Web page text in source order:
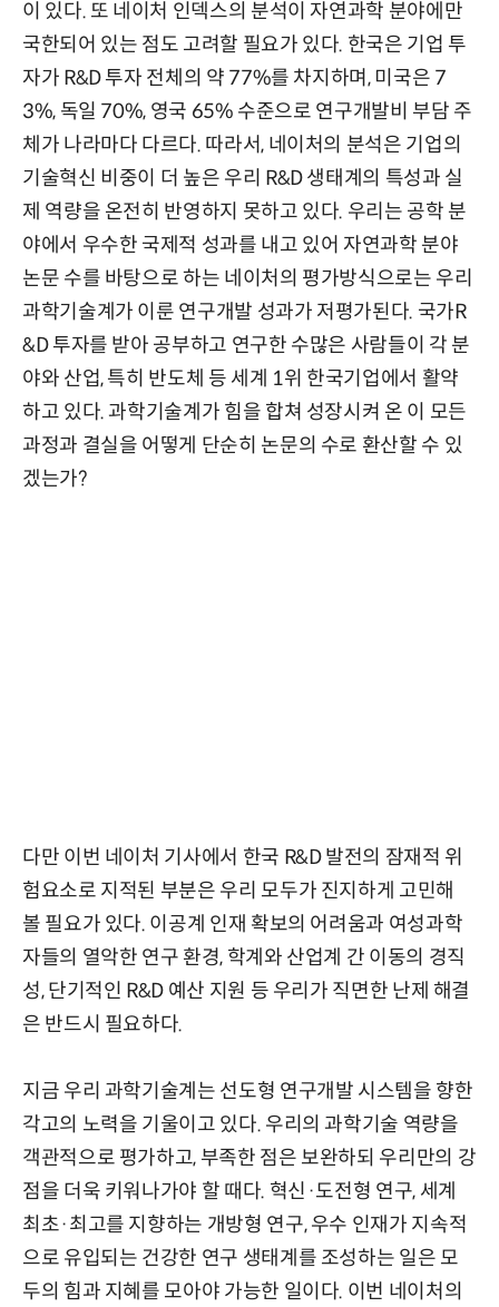
이 있다. 또 네이처 인덱스의 분석이 자연과학 분야에만
국한되어 있는 점도 고려할 필요가 있다. 한국은 기업 투
자가 R&D 투자 전체의 약 77%를 차지하며, 미국은 7
3%, 독일 70%, 영국 65% 수준으로 연구개발비 부담 주
체가 나라마다 다르다. 따라서, 네이처의 분석은 기업의
기술혁신 비중이 더 높은 우리 R&D 생태계의 특성과 실
제 역량을 온전히 반영하지 못하고 있다. 우리는 공학 분
야에서 우수한 국제적 성과를 내고 있어 자연과학 분야
논문 수를 바탕으로 하는 네이처의 평가방식으로는 우리
과학기술계가 이룬 연구개발 성과가 저평가된다. 국가R
&D 투자를 받아 공부하고 연구한 수많은 사람들이 각 분
야와 산업, 특히 반도체 등 세계 1위 한국기업에서 활약
하고 있다. 과학기술계가 힘을 합쳐 성장시켜 온 이 모든
과정과 결실을 어떻게 단순히 논문의 수로 환산할 수 있
겠는가?
다만 이번 네이처 기사에서 한국 R&D 발전의 잠재적 위
험요소로 지적된 부분은 우리 모두가 진지하게 고민해
볼 필요가 있다. 이공계 인재 확보의 어려움과 여성과학
자들의 열악한 연구 환경, 학계와 산업계 간 이동의 경직
성, 단기적인 R&D 예산 지원 등 우리가 직면한 난제 해결
은 반드시 필요하다.
지금 우리 과학기술계는 선도형 연구개발 시스템을 향한
각고의 노력을 기울이고 있다. 우리의 과학기술 역량을
객관적으로 평가하고, 부족한 점은 보완하되 우리만의 강
점을 더욱 키워나가야 할 때다. 혁신·도전형 연구, 세계
최초·최고를 지향하는 개방형 연구, 우수 인재가 지속적
으로 유입되는 건강한 연구 생태계를 조성하는 일은 모
두의 힘과 지혜를 모아야 가능한 일이다. 이번 네이처의